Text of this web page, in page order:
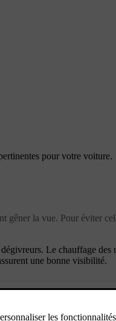
pour votre voiture.
gêner la vue. Pour éviter
Le chauffage
une bonne visibilité.